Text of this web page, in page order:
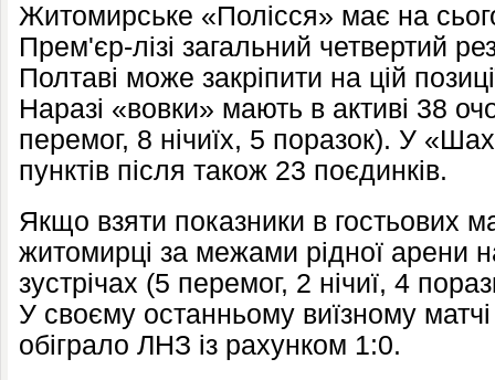
Житомирське «Полісся» має на
Прем'єр-лізі загальний четвертий
Полтаві може закріпити на цій
Наразі «вовки» мають в активі 38
перемог, 8 нічиїх, 5 поразок). У
пунктів після також 23 поєдинків.
Якщо взяти показники в гостьових
житомирці за межами рідної арени
зустрічах (5 перемог, 2 нічиї, 4
У своєму останньому виїзному
обіграло ЛНЗ із рахунком 1:0.